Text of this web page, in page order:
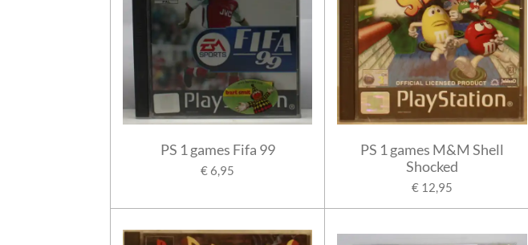
PS 1 games Fifa 99
€ 6,95
PS 1 games M&M Shell
Shocked
€ 12,95